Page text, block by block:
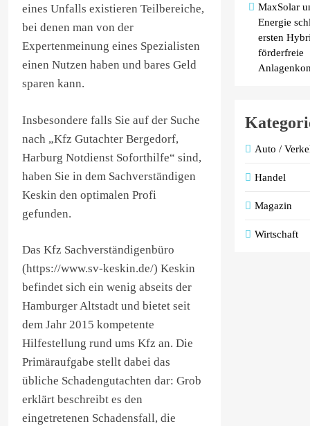
eines Unfalls existieren Teilbereiche,
bei denen man von der
Expertenmeinung eines Spezialisten
einen Nutzen haben und bares Geld
sparen kann.
Insbesondere falls Sie auf der Suche
nach „Kfz Gutachter Bergedorf,
Harburg Notdienst Soforthilfe“ sind,
haben Sie in dem Sachverständigen
Keskin den optimalen Profi
gefunden.
Das Kfz Sachverständigenbüro
(https://www.sv-keskin.de/) Keskin
befindet sich ein wenig abseits der
Hamburger Altstadt und bietet seit
dem Jahr 2015 kompetente
Hilfestellung rund ums Kfz an. Die
Primäraufgabe stellt dabei das
übliche Schadengutachten dar: Grob
erklärt beschreibt es den
eingetretenen Schadensfall, die
MaxSolar
Energie
ersten
förderfreie
Auto /
Handel
Magazin
Wirtschaft